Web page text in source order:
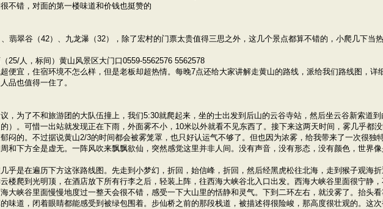
不错，对面的第一楼味道和价钱也挺赞的
翡翠谷（42）、九龙瀑（32），除了宏村的门票太贵值得三思之外，这几个景点都算不错的，小爬几下当热
25/人，标间）黄山风景区大门口0559-5562576 5562578
便宜，住宿环境不怎么样，但是老板却超热情。每晚7点还给大家讲解走黄山的路线，派给我们路线图，
品也值得一住了。
，为了不和旅游团的大队伍撞上，我们5:30就爬起来，坐的士出发到后山的云谷寺站，然后坐云谷新索道
）。可惜一出站就发现正在下雨，外面雾不小，10米以外就看不见东西了。接下来这两天时间，雾几乎都
闷的。不过据说黄山2/3的时间都会被雾笼罩，也只好认运气不够了。但也因为浓雾，给我带来了一次很
和下方全是虚无。一阵风吹来飘飘欲仙，突然感觉这里并非人间。没有声音，没有形态，没有颜色，世界
乎是在遍历下方这张路线图。先走到小梦幻，折回，始信峰，折回，然后经黑虎松往北海，走到猴子观海
楼爬到光明顶，在酒店放下所有行李之后，轻装上阵，往西海大峡谷北入口出发。西海大峡谷里面很宁静
大峡谷里面慢慢地度过一整天会很不错，感受一下大山里的恬静和灵气。下到二环左右，就没雾了。抬头
味道，闭着眼睛都能感受到被绿包围着。步仙桥之前的那段栈道，被描述得很险峻，那高度很壮观的。这